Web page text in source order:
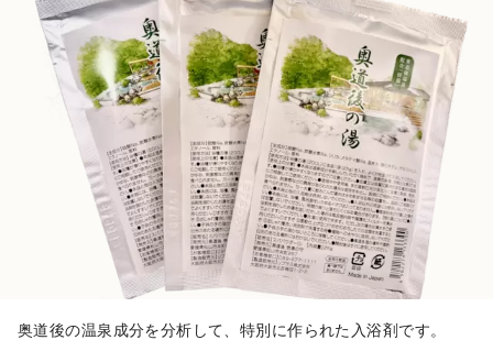
ディナービュッフェや会席料理をご用意。 特
にディナービュッフェでは、ステーキ、握り
寿司、パスタなどライブクッキングもあり。
ビュッフェの醍醐味を満喫できます。 朝食も
ビュッフェをご用意しております。
奥道後の温泉成分を分析して、特別に作られた入浴剤です。